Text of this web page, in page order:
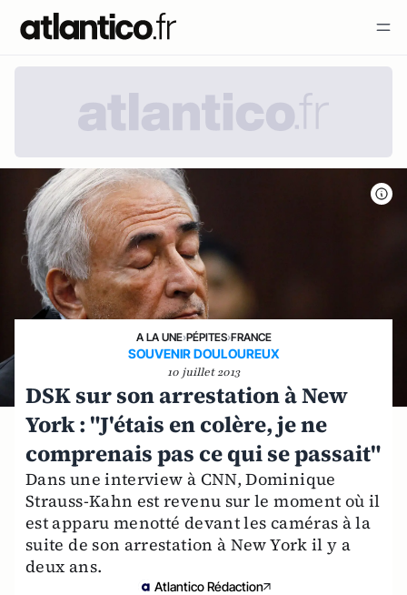
A LA UNE›PÉPITES›FRANCE
SOUVENIR DOULOUREUX
10 juillet 2013
DSK sur son arrestation à New
York : "J'étais en colère, je ne
comprenais pas ce qui se passait"
Dans une interview à CNN, Dominique
Strauss-Kahn est revenu sur le moment où il
est apparu menotté devant les caméras à la
suite de son arrestation à New York il y a
deux ans.
Atlantico Rédaction